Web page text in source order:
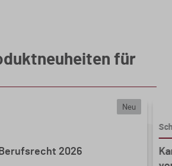
in Kürze
in Kürze
Programm
für
Neu
2026